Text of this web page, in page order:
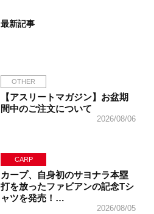
最新記事
OTHER
【アスリートマガジン】お盆期
間中のご注文について
2026/08/06
CARP
カープ、自身初のサヨナラ本塁
打を放ったファビアンの記念Tシ
ャツを発売！…
2026/08/05